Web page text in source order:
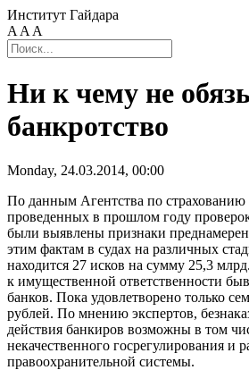
Институт Гайдара
A A A
Ни к чему не
банкротство
Monday, 24.03.2014, 00:00
По данным Агентства по
проведенных в прошлом году
были выявлены признаки
этим фактам в судах на различных
находится 27 исков на сумму 25,3
к имущественной ответственности
банков. Пока удовлетворено только
рублей. По мнению экспертов,
действия банкиров возможны в том
некачественного госрегулирования и
правоохранительной системы.